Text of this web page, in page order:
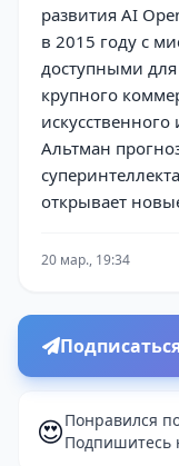
развития AI
в 2015 году с
доступными для
крупного
Альтман
открывает
20 мар., 19:34
😍Понравился
Подпишитесь